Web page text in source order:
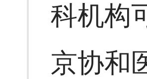
科机构
京协和